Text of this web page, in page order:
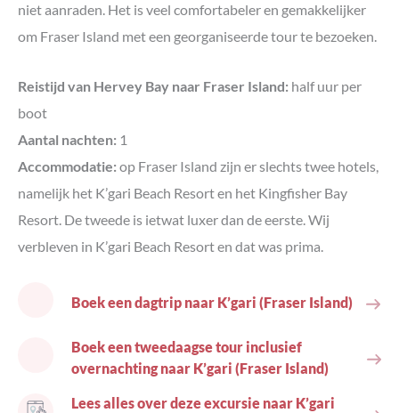
niet aanraden. Het is veel comfortabeler en gemakkelijker
om Fraser Island met een georganiseerde tour te bezoeken.
Reistijd van Hervey Bay naar Fraser Island: half uur per
boot
Aantal nachten: 1
Accommodatie: op Fraser Island zijn er slechts twee hotels,
namelijk het K’gari Beach Resort en het Kingfisher Bay
Resort. De tweede is ietwat luxer dan de eerste. Wij
verbleven in K’gari Beach Resort en dat was prima.
Boek een dagtrip naar K’gari (Fraser Island)
Boek een tweedaagse tour inclusief
overnachting naar K’gari (Fraser Island)
Lees alles over deze excursie naar K’gari